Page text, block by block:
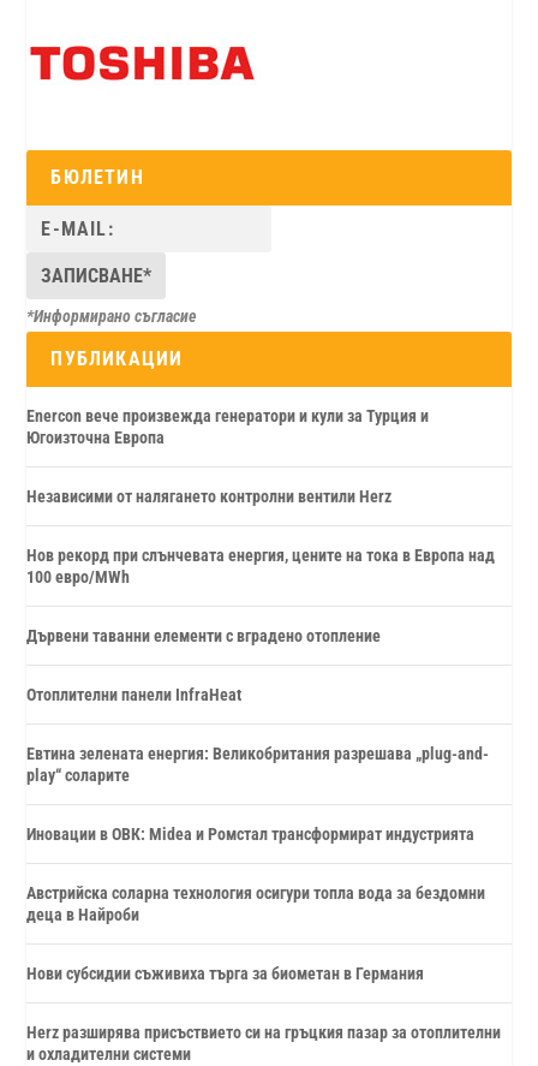
БЮЛЕТИН
*Информирано съгласие
ПУБЛИКАЦИИ
Enercon вече произвежда генератори и кули за Турция и
Югоизточна Европа
Независими от налягането контролни вентили Herz
Нов рекорд при слънчевата енергия, цените на тока в Европа над
100 евро/MWh
Дървени таванни елементи с вградено отопление
Отоплителни панели InfraHeat
Евтина зелената енергия: Великобритания разрешава „plug-and-
play“ соларите
Иновации в ОВК: Midea и Ромстал трансформират индустрията
Австрийска соларна технология осигури топла вода за бездомни
деца в Найроби
Нови субсидии съживиха търга за биометан в Германия
Herz разширява присъствието си на гръцкия пазар за отоплителни
и охладителни системи